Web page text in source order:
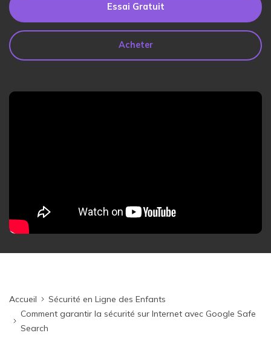
Essai Gratuit
Lire Plus>
Essai Gratuit
Acheter
Accueil
Sécurité en Ligne des Enfants
Comment garantir la sécurité sur Internet avec Google Safe
Search